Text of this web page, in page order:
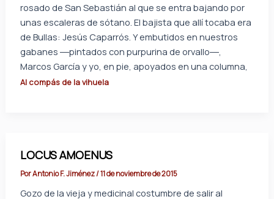
rosado de San Sebastián al que se entra bajando por
unas escaleras de sótano. El bajista que allí tocaba era
de Bullas: Jesús Caparrós. Y embutidos en nuestros
gabanes ―pintados con purpurina de orvallo―,
Marcos García y yo, en pie, apoyados en una columna,
Al compás de la vihuela
LOCUS AMOENUS
PorAntonio F. Jiménez/11 de noviembre de 2015
Gozo de la vieja y medicinal costumbre de salir al